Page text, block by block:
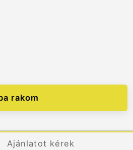
rakom
Ajánlatot kérek